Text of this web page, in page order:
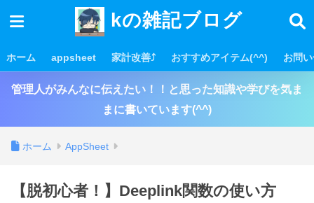
kの雑記ブログ
ホーム appsheet 家計改善⤴ おすすめアイテム(^^) お問
管理人がみんなに伝えたい！！と思った知識や学びを気ま
まに書いています(^^)
ホーム AppSheet
【脱初心者！】Deeplink関数の使い方